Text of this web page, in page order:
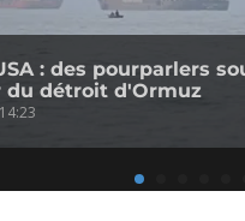
: des pourparlers
du détroit d'Ormuz